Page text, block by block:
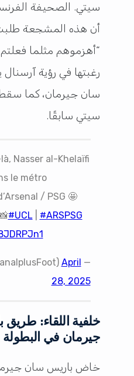
سيتي. الصحيفة
أن هذه المشجعة
“أهزموهم مثلما فعلتم
رغبتها في رؤية
سان جيرمان، كما
سيتي سابقًا.
Nasser al-Khelaïfi
le métro
/ PSG 🤩
#UCL| #ARSPSG
— CANAL+ Foot (@CanalplusFoot)
April
28, 2025
خلفية اللقاء:
جيرمان في البطولة
خاض باريس سان